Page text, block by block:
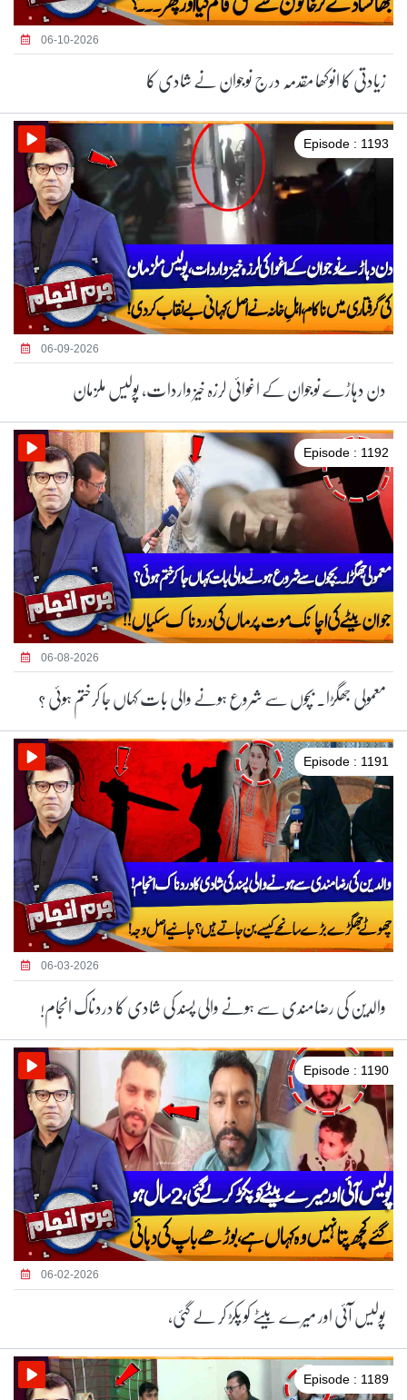
06-10-2026
زیادتی کا انوکھا مقدمہ درج نوجوان نے شادی کا
Episode : 1193
06-09-2026
دن دہاڑے نوجوان کے اغوائی لرزہ خیز واردات، پولیس ملزمان
Episode : 1192
06-08-2026
معمولی جھگڑا۔ بچوں سے شروع ہونے والی بات کہاں جا کرختم ہوئی ؟
Episode : 1191
06-03-2026
والدین کی رضامندی سے ہونے والی پسند کی شادی کا دردناک انجام!
Episode : 1190
06-02-2026
پولیس آئی اور میرے بیٹے کو پکڑ کر لے گئی،
Episode : 1189